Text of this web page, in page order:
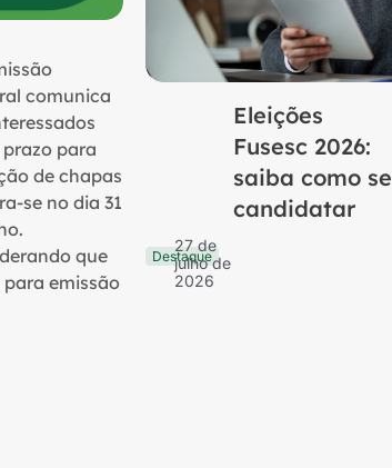
comunica
para
de chapas
se no dia 31
que
para emissão
Destaque
27 de
julho de
2026
Eleições
Fusesc 2026:
saiba como se
candidatar